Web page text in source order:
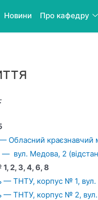
Новини Про кафедру
Обласний краєзнавчий
— вул. Медова, 2
2, 3, 4, 6, 8
— ТНТУ, корпус № 1, вул.
— ТНТУ, корпус № 2,